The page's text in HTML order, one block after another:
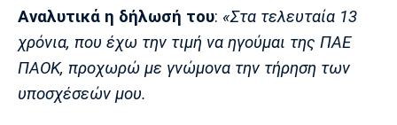
Μάντσεστερ
Γιουνάιτεντ
Τσέλσι Άρσεναλ
Αναλυτικά η δήλωσή του: «Στα τελευταία 13
χρόνια, που έχω την τιμή να ηγούμαι της ΠΑΕ
ΠΑΟΚ, προχωρώ με γνώμονα την τήρηση των
υποσχέσεών μου.